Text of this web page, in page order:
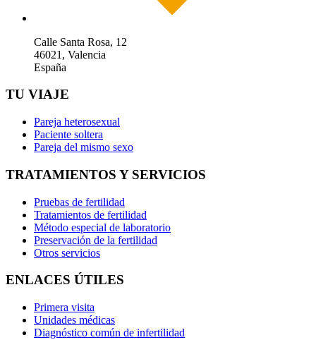
Calle Santa Rosa, 12
46021, Valencia
España
TU VIAJE
Pareja heterosexual
Paciente soltera
Pareja del mismo sexo
TRATAMIENTOS Y SERVICIOS
Pruebas de fertilidad
Tratamientos de fertilidad
Método especial de laboratorio
Preservación de la fertilidad
Otros servicios
ENLACES ÚTILES
Primera visita
Unidades médicas
Diagnóstico común de infertilidad